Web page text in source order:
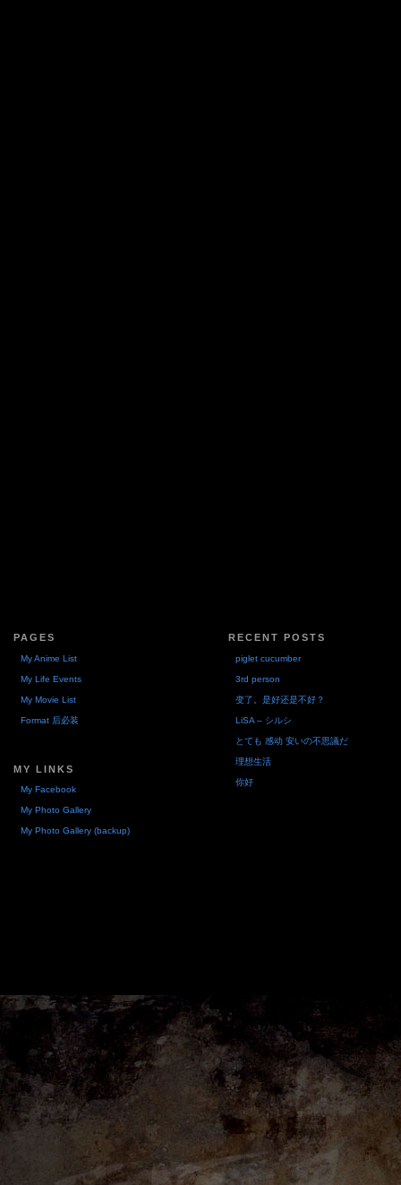
PAGES
My Anime List
My Life Events
My Movie List
Format 后必装
MY LINKS
My Facebook
My Photo Gallery
My Photo Gallery (backup)
RECENT POSTS
piglet cucumber
3rd person
变了。是好还是不好？
LiSA – シルシ
とても 感动 安いの不思議だ
理想生活
你好